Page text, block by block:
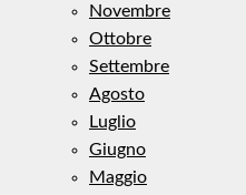
Novembre
Ottobre
Settembre
Agosto
Luglio
Giugno
Maggio